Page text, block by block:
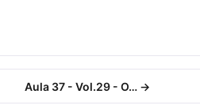
Aula 37 - Vol.29 - O… →